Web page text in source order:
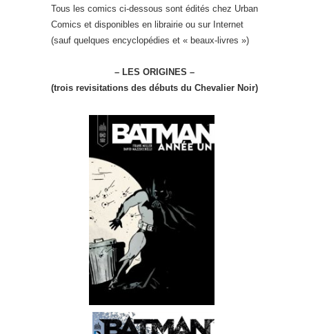
Tous les comics ci-dessous sont édités chez Urban
Comics et disponibles en librairie ou sur Internet
(sauf quelques encyclopédies et « beaux-livres »)
– LES ORIGINES –
(trois revisitations des débuts du Chevalier Noir)